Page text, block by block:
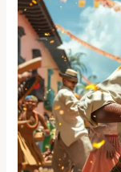
DE
GASTRONOMIA
ARTESANIAS